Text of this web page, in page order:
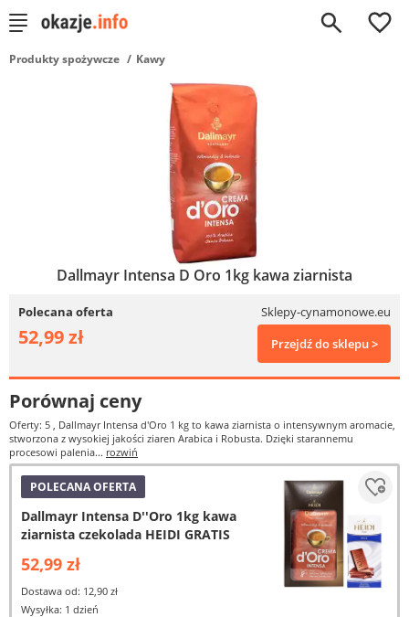
0
Produkty spożywcze Kawy
Dallmayr Intensa D Oro 1kg kawa ziarnista
Polecana oferta Sklepy-cynamonowe.eu
52,99 zł Przejdź do sklepu >
Porównaj ceny
Oferty: 5 , Dallmayr Intensa d'Oro 1 kg to kawa ziarnista o intensywnym aromacie,
stworzona z wysokiej jakości ziaren Arabica i Robusta. Dzięki starannemu
procesowi palenia... rozwiń
POLECANA OFERTA
Dallmayr Intensa D''Oro 1kg kawa
ziarnista czekolada HEIDI GRATIS
52,99 zł
Dostawa od: 12,90 zł
Wysyłka: 1 dzień